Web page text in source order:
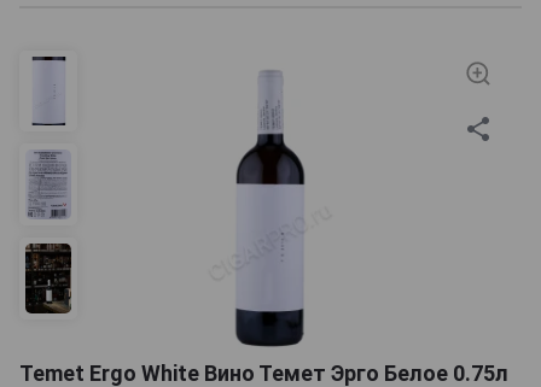
Temet Ergo White Вино Темет Эрго Белое 0.75л